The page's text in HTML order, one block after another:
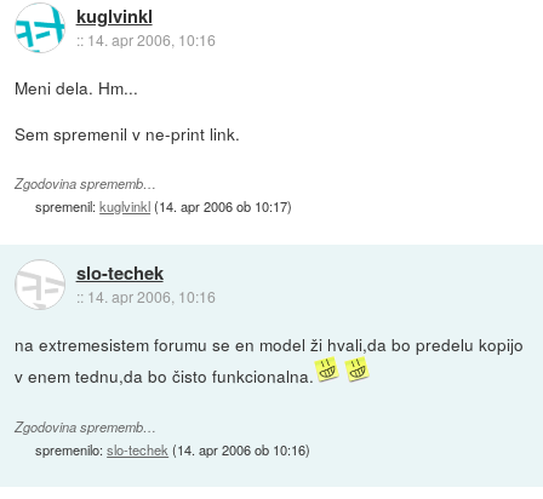
kuglvinkl
:: 14. apr 2006, 10:16
Meni dela. Hm...
Sem spremenil v ne-print link.
Zgodovina sprememb…
spremenil:kuglvinkl(14. apr 2006 ob 10:17)
slo-techek
:: 14. apr 2006, 10:16
na extremesistem forumu se en model ži hvali,da bo predelu kopijo
v enem tednu,da bo čisto funkcionalna.
Zgodovina sprememb…
spremenilo:slo-techek (14. apr 2006 ob 10:16)